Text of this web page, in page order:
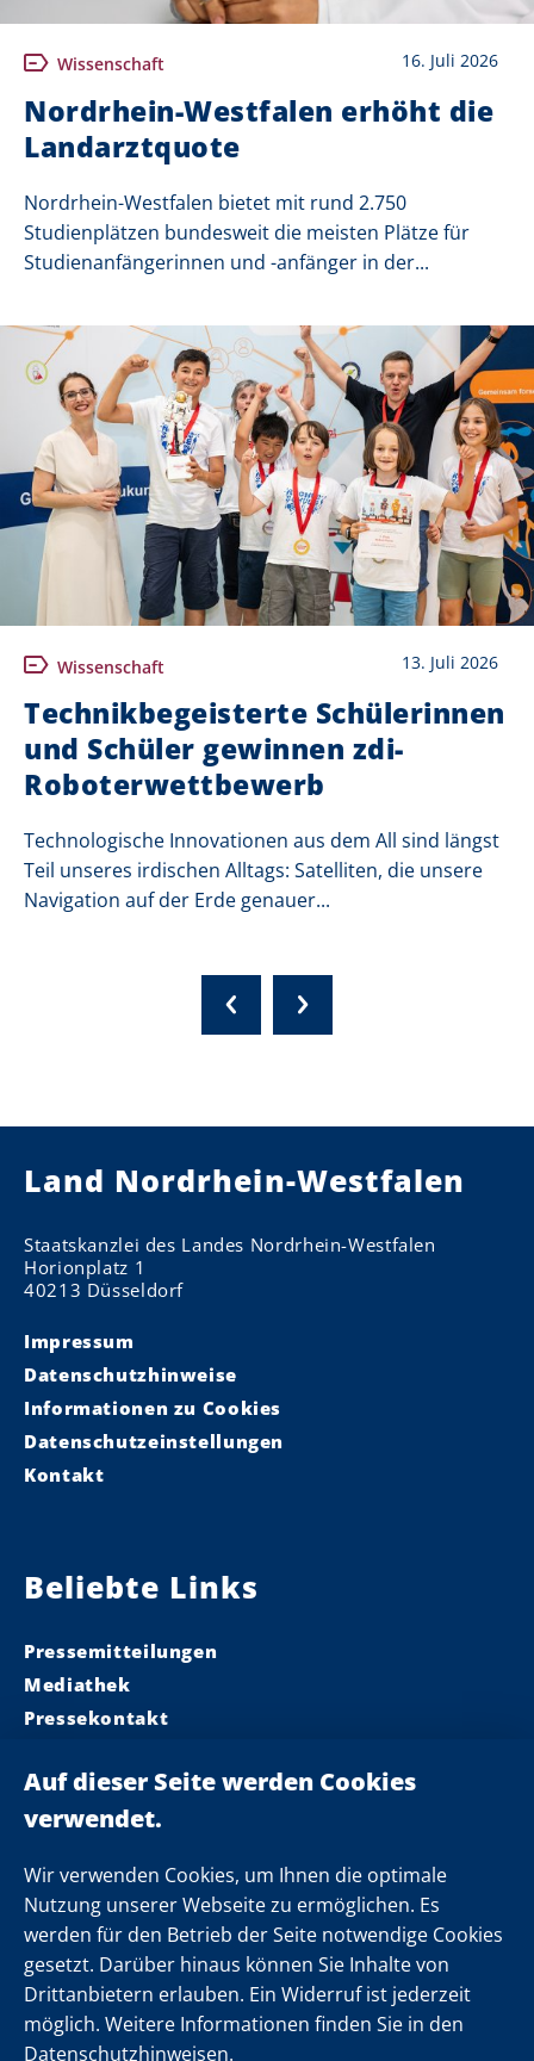
Wir verwenden Cookies, um Ihnen die optimale
Nutzung unserer Webseite zu ermöglichen. Es
werden für den Betrieb der Seite notwendige Cookies
gesetzt. Darüber hinaus können Sie Inhalte von
Drittanbietern erlauben. Ein Widerruf ist jederzeit
möglich. Weitere Informationen finden Sie in den
Datenschutzhinweisen.
Wissenschaft 16. Juli 2026
Nordrhein-Westfalen erhöht die
Landarztquote
Nordrhein-Westfalen bietet mit rund 2.750
Studienplätzen bundesweit die meisten Plätze für
Studienanfängerinnen und -anfänger in der...
Wissenschaft 13. Juli 2026
Technikbegeisterte Schülerinnen
und Schüler gewinnen zdi-
Roboterwettbewerb
Technologische Innovationen aus dem All sind längst
Teil unseres irdischen Alltags: Satelliten, die unsere
Navigation auf der Erde genauer...
Land Nordrhein-Westfalen
Staatskanzlei des Landes Nordrhein-Westfalen
Horionplatz 1
40213 Düsseldorf
Impressum
Datenschutzhinweise
Informationen zu Cookies
Datenschutzeinstellungen
Kontakt
Beliebte Links
Pressemitteilungen
Mediathek
Pressekontakt
Landeskabinett
Einsamkeit
Folgen Sie uns